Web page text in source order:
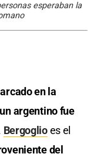
esperaban la
en la
argentino fue
Bergoglioes el
del